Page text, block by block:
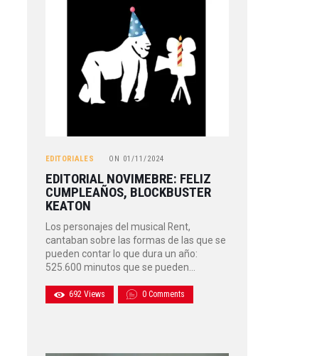
EDITORIALES ON 01/11/2024
EDITORIAL NOVIMEBRE: FELIZ
CUMPLEAÑOS, BLOCKBUSTER
KEATON
Los personajes del musical Rent,
cantaban sobre las formas de las que se
pueden contar lo que dura un año:
525.600 minutos que se pueden…
692 Views 0 Comments